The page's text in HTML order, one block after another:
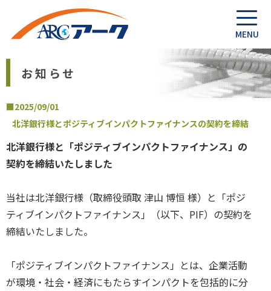
お知らせ
■2025/09/01
北洋銀行様とポジティブインパクトファイナンスの契約を締結
北洋銀行様と「ポジティブインパクトファイナンス」の
契約を締結いたしました
当社は北洋銀行様（取締役頭取 津山 博恒 様）と「ポジ
ティブインパクトファイナンス」（以下、PIF）の契約を
締結いたしました。
「ポジティブインパクトファイナンス」とは、企業活動
が環境・社会・経済にもたらすインパクトを包括的に分